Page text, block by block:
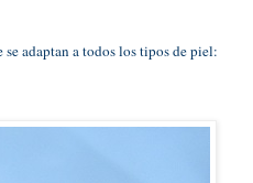
adaptan a todos los tipos de piel: